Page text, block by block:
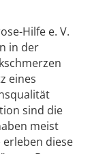
Hilfe e. V.
in der
eines
sind die
meist
erleben diese